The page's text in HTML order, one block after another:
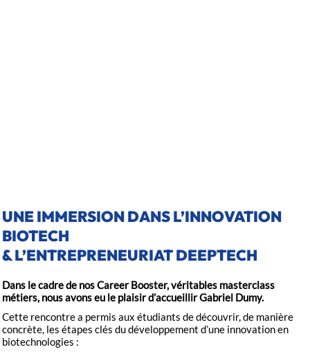
UNE IMMERSION DANS L’INNOVATION
BIOTECH
& L’ENTREPRENEURIAT DEEPTECH
Dans le cadre de nos Career Booster, véritables masterclass
métiers, nous avons eu le plaisir d’accueillir Gabriel Dumy.
Cette rencontre a permis aux étudiants de découvrir, de manière
concrète, les étapes clés du développement d’une innovation en
biotechnologies :